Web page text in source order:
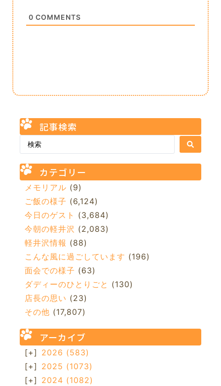
0 COMMENTS
記事検索
カテゴリー
メモリアル (9)
ご飯の様子 (6,124)
今日のゲスト (3,684)
今朝の軽井沢 (2,083)
軽井沢情報 (88)
こんな風に過ごしています (196)
面会での様子 (63)
ダディーのひとりごと (130)
店長の思い (23)
その他 (17,807)
アーカイブ
[+] 2026 (583)
[+] 2025 (1073)
[+] 2024 (1082)